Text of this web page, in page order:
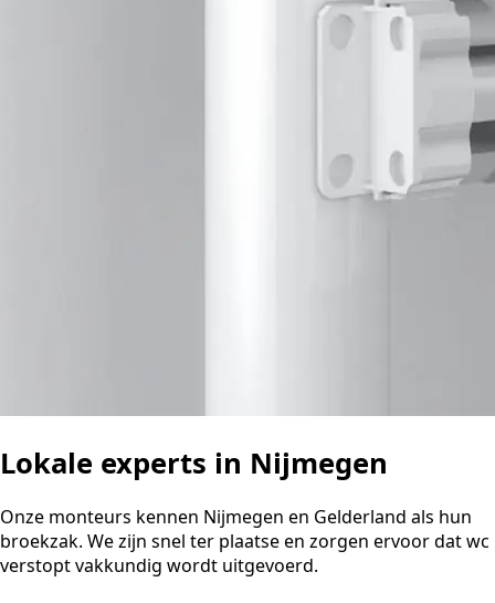
Lokale experts in Nijmegen
Onze monteurs kennen Nijmegen en Gelderland als hun
broekzak. We zijn snel ter plaatse en zorgen ervoor dat wc
verstopt vakkundig wordt uitgevoerd.